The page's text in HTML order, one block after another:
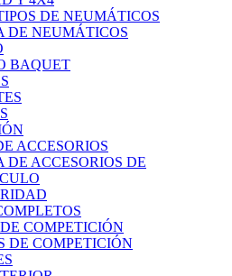
DE NEUMÁTICOS
DE NEUMÁTICOS
BAQUET
ACCESORIOS
DE ACCESORIOS DE
COMPETICIÓN
DE COMPETICIÓN